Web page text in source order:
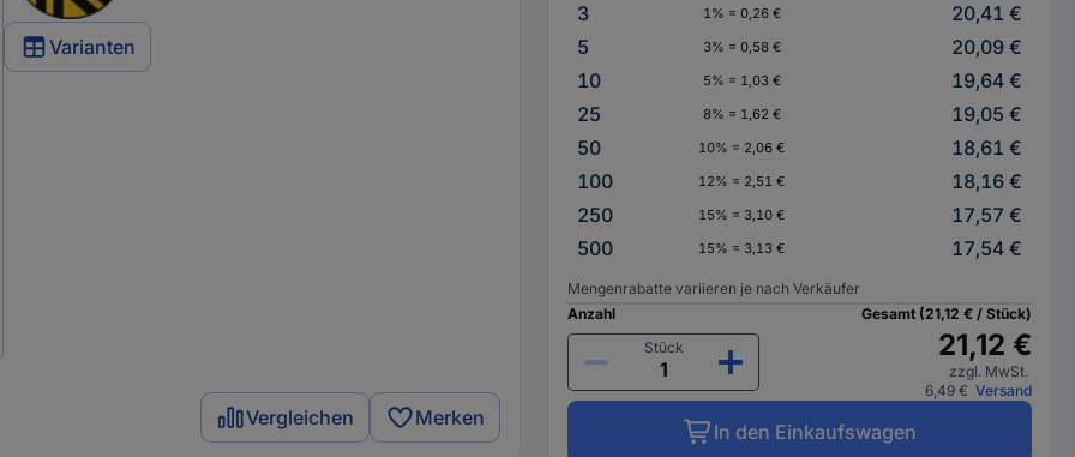
Varianten
Vergleichen Merken
3
1% = 0,26 €
20,41 €
5
3% = 0,58 €
20,09 €
10
5% = 1,03 €
19,64 €
25
8% = 1,62 €
19,05 €
50
10% = 2,06 €
18,61 €
100
12% = 2,51 €
18,16 €
250
15% = 3,10 €
17,57 €
500
15% = 3,13 € 17,54 €
Mengenrabatte variieren je nach Verkäufer
Anzahl
Stück
Gesamt (21,12 € / Stück)
21,12 €
zzgl. MwSt.
6,49 € Versand
In den Einkaufswagen